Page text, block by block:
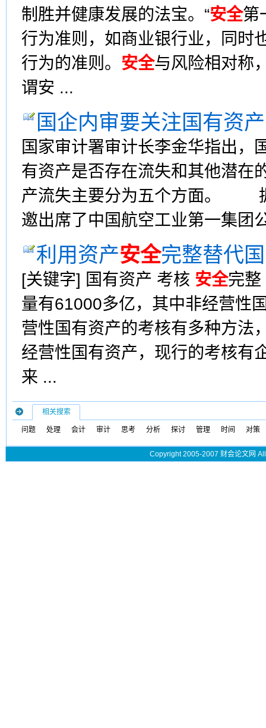
制胜并健康发展的法宝。“安全第
行为准则，如商业银行业，同时
行为的准则。 安全与风险相对称
谓安 ...
国企内审要关注国有资
国家审计署审计长李金华指出，
有资产是否存在流失和其他潜在
产流失主要分为五个方面。
邀出席了中国航空工业第一集团
利用资产安全完整替代
[关键字] 国有资产 考核 安全完整
量有61000多亿，其中非经营性
营性国有资产的考核有多种方法
经营性国有资产，现行的考核有
来 ...
相关搜索
问题 处理 会计 审计 思考 分析 探讨 管理 时间 对策
Copyright 2005-2007 财会论文网